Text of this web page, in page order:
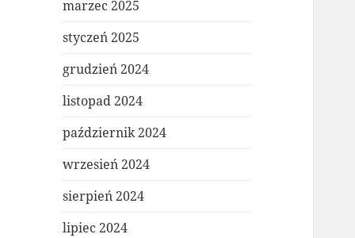
marzec 2025
styczeń 2025
grudzień 2024
listopad 2024
październik 2024
wrzesień 2024
sierpień 2024
lipiec 2024